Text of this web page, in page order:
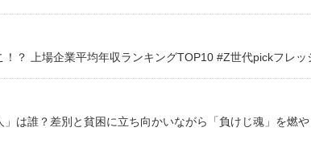
？ 上場企業平均年収ランキングTOP10 #Z世代pickフレッ
は誰？差別と貧困に立ち向かいながら「負けじ魂」を燃